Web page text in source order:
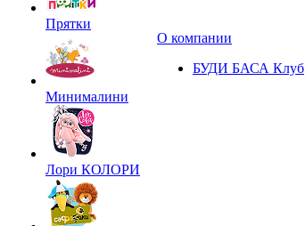
Прятки
Минималини
Лори КОЛОРИ
О компании
БУДИ БАСА Клуб